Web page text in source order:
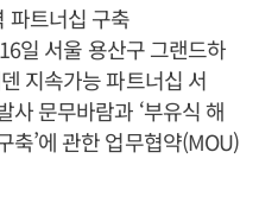
트너십 구축
일 서울 용산구 그랜드하
지속가능 파트너십 서
사 문무바람과 ‘부유식 해
축’에 관한 업무협약(MOU)